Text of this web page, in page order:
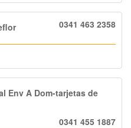
0341 463 2358
Env A Dom-tarjetas de
0341 455 1887